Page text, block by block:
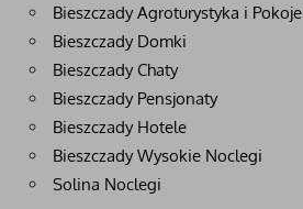
Bieszczady Agroturystyka i Pokoje
Bieszczady Domki
Bieszczady Chaty
Bieszczady Pensjonaty
Bieszczady Hotele
Bieszczady Wysokie Noclegi
Solina Noclegi